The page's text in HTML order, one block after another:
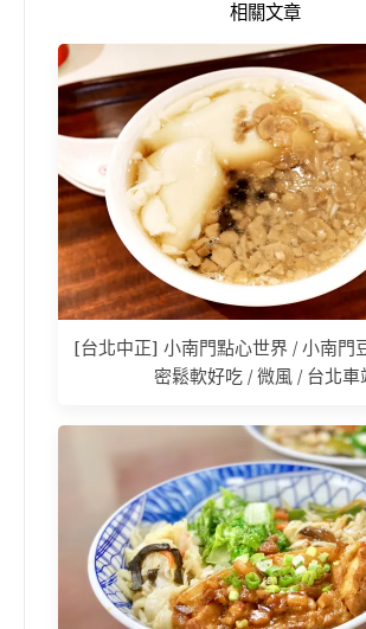
相關文章
[台北中正] 小南門點心世界 / 小南門
密鬆軟好吃 / 微風 / 台北車